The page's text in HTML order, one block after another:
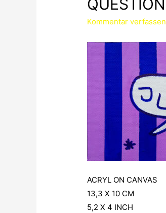
QUESTION
Kommentar verfassen
ACRYL ON CANVAS
13,3 X 10 CM
5,2 X 4 INCH